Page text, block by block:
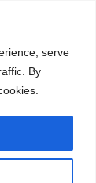
serve
By
कोहरा